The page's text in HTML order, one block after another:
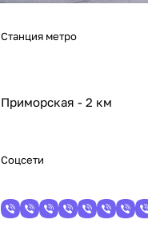
Станция метро
Приморская - 2 км
Соцсети